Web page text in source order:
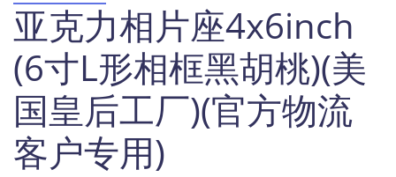
亚克力相片座4x6inch
(6寸L形相框黑胡桃)(美
国皇后工厂)(官方物流
客户专用)